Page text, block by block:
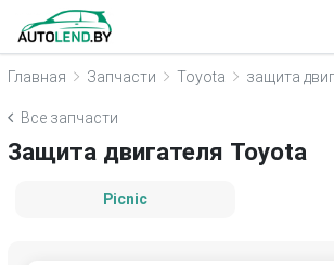
Главная Запчасти Toyota защита
Все запчасти
Защита двигателя Toyota
Picnic